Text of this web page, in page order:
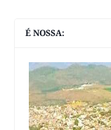
É NOSSA: